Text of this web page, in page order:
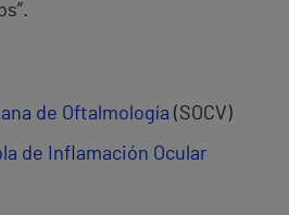
de Oftalmología (SOCV)
de Inflamación Ocular